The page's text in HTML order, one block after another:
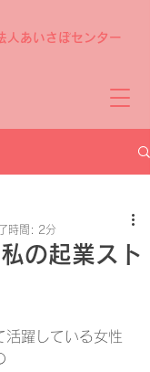
人あいさぽセンター
の起業スト
時間: 2分
活躍している女性